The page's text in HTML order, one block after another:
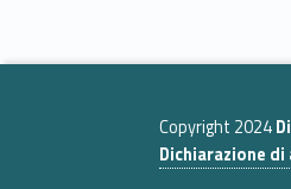
Copyright 2024
Dichiarazione